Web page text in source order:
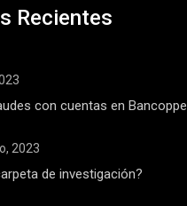
Recientes
con cuentas en Bancoppel
2023
de investigación?